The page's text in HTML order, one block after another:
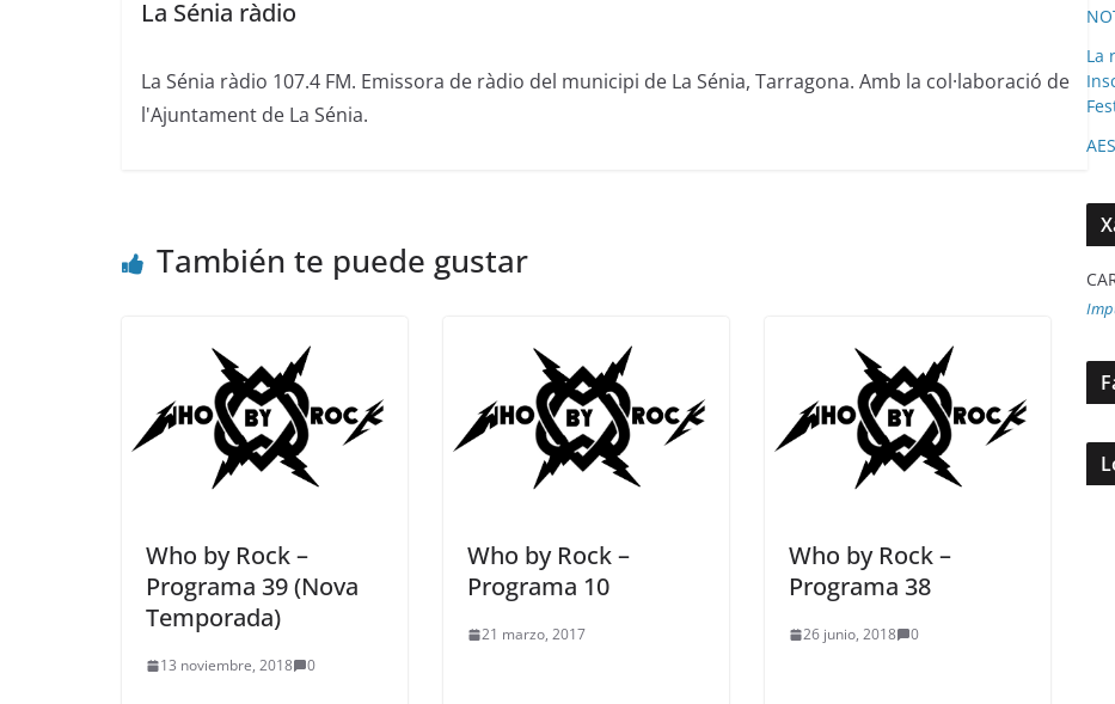
La Sénia ràdio
La Sénia ràdio 107.4 FM. Emissora de ràdio del municipi de La Sénia, Tarragona. Amb la col·laboració de
l'Ajuntament de La Sénia.
También te puede gustar
Who by Rock –
Programa 39 (Nova
Temporada)
13 noviembre, 2018 0
Who by Rock –
Programa 10
21 marzo, 2017
Who by Rock –
Programa 38
26 junio, 2018 0
La